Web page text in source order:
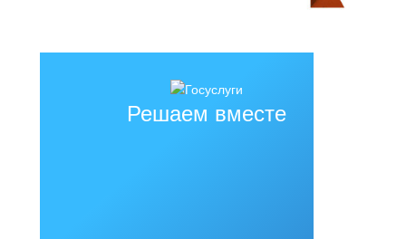
БИБЛИОТЕК, ОБЪЕКТОВ СПОРТА, СРЕДСТВ
Решаем вместе